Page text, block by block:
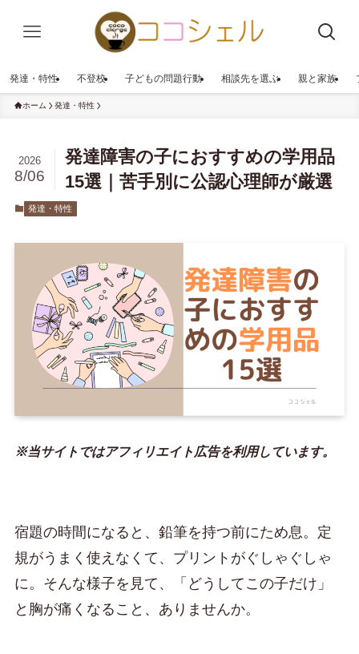
発達・特性 不登校 子どもの問題行動 相談先を選ぶ 親と家族
ホーム 発達・特性
発達障害の子におすすめの学用品
15選｜苦手別に公認心理師が厳選
2026
8/06
発達・特性
※当サイトではアフィリエイト広告を利用しています。
宿題の時間になると、鉛筆を持つ前にため息。定
規がうまく使えなくて、プリントがぐしゃぐしゃ
に。そんな様子を見て、「どうしてこの子だけ」
と胸が痛くなること、ありませんか。